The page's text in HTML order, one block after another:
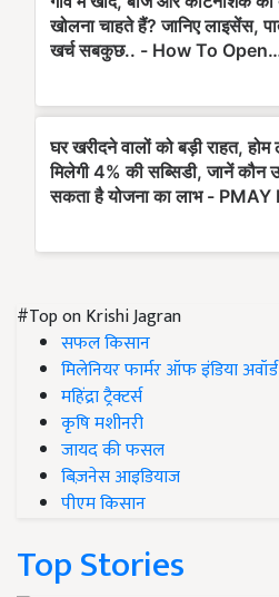
#Top on Krishi Jagran
सफल किसान
मिलेनियर फार्मर ऑफ इंडिया अवॉर्ड
महिंद्रा ट्रैक्टर्स
कृषि मशीनरी
जायद की फसल
बिज़नेस आइडियाज
पीएम किसान
Top Stories